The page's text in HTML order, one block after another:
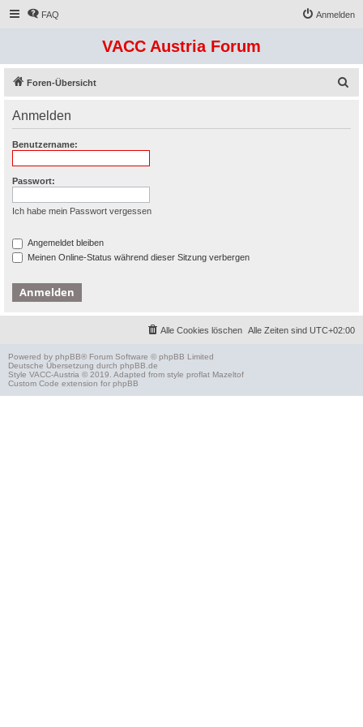
FAQ Anmelden
VACC Austria Forum
Foren-Übersicht
Anmelden
Benutzername:
Passwort:
Ich habe mein Passwort vergessen
Angemeldet bleiben
Meinen Online-Status während dieser Sitzung verbergen
Alle Zeiten sind UTC+02:00
Alle Cookies löschen
Powered by phpBB® Forum Software © phpBB Limited
Deutsche Übersetzung durch phpBB.de
Style VACC-Austria © 2019. Adapted from style proflat Mazeltof
Custom Code extension for phpBB